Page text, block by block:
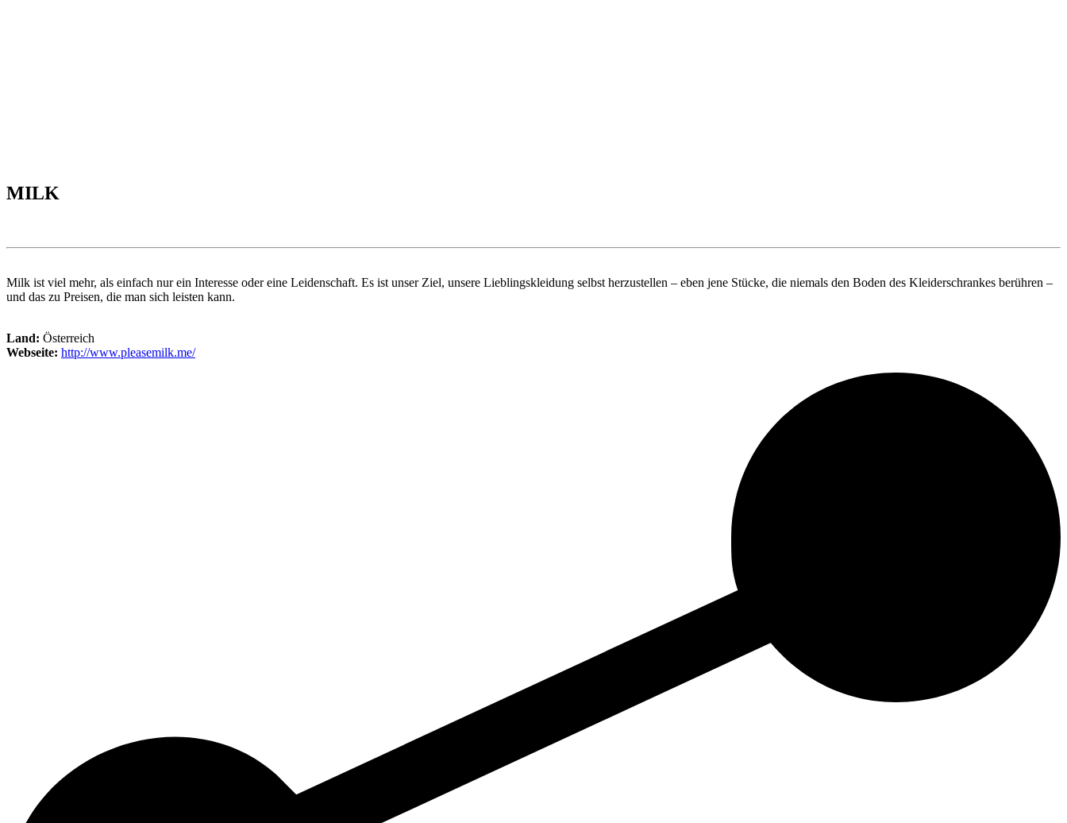
MILK
Milk ist viel mehr, als einfach nur ein Interesse oder eine Leidenschaft. Es ist unser Ziel, unsere Lieblingskleidung selbst herzustellen – eben jene Stücke, die niemals den Boden des Kleiderschrankes berühren –
und das zu Preisen, die man sich leisten kann.
Land: Österreich
Webseite: http://www.pleasemilk.me/